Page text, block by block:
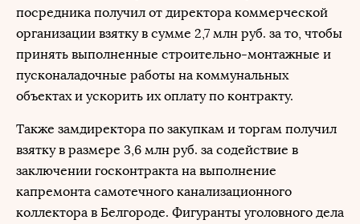
посредника получил от директора коммерческой
организации взятку в сумме 2,7 млн руб. за то, чтобы
принять выполненные строительно-монтажные и
пусконаладочные работы на коммунальных
объектах и ускорить их оплату по контракту.
Также замдиректора по закупкам и торгам получил
взятку в размере 3,6 млн руб. за содействие в
заключении госконтракта на выполнение
капремонта самотечного канализационного
коллектора в Белгороде. Фигуранты уголовного дела